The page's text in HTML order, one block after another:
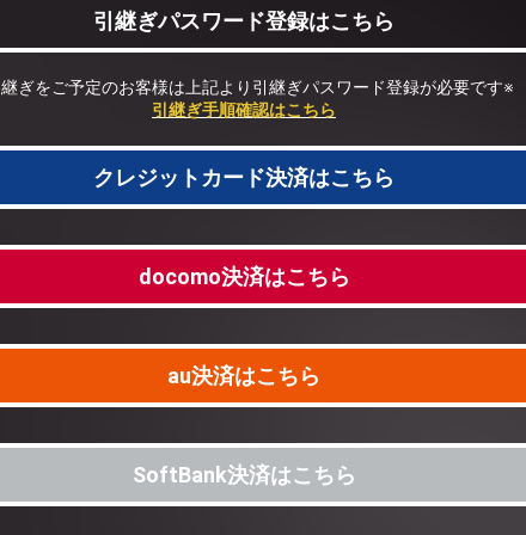
引継ぎパスワード登録はこちら
ぎをご予定のお客様は上記より 引継ぎパスワード登録が必要です※
引継ぎ手順確認はこちら
クレジットカード決済はこちら
docomo決済はこちら
au決済はこちら
SoftBank決済はこちら